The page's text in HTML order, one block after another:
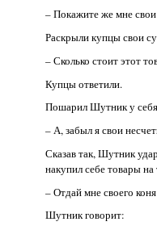
– Покажите же мне
Раскрыли купцы свои
– Сколько стоит этот
Купцы ответили.
Пошарил Шутник у
– А, забыл я свои
Сказав так, Шутник
накупил себе товары на
– Отдай мне своего
Шутник говорит: